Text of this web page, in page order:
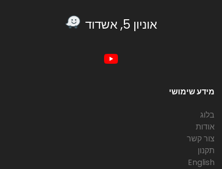
אוניון 5, אשדוד
מידע שימושי
בלוג
אודות
צור קשר
תקנון
English